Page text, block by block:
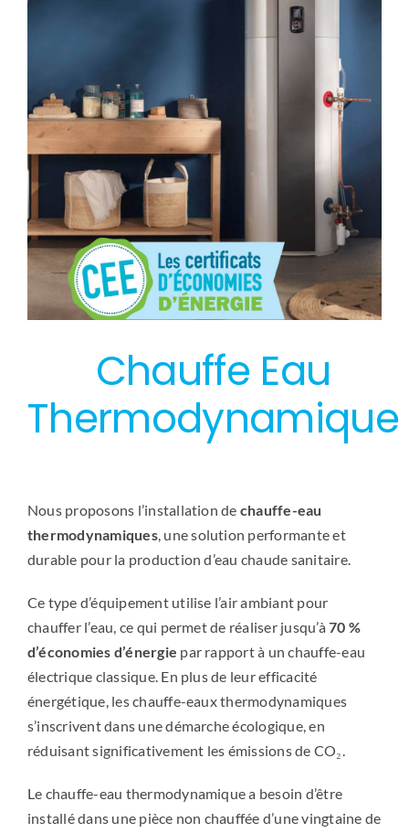
Chauffe Eau
Thermodynamique
Nous proposons l’installation de chauffe-eau
thermodynamiques, une solution performante et
durable pour la production d’eau chaude sanitaire.
Ce type d’équipement utilise l’air ambiant pour
chauffer l’eau, ce qui permet de réaliser jusqu’à70 %
d’économies d’énergie par rapport à un chauffe-eau
électrique classique. En plus de leur efficacité
énergétique, les chauffe-eaux thermodynamiques
s’inscrivent dans une démarche écologique, en
réduisant significativement les émissions de CO₂.
Le chauffe-eau thermodynamique a besoin d’être
installé dans une pièce non chauffée d’une vingtaine de